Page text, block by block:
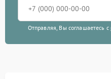
Отправляя, Вы соглашаетесь с